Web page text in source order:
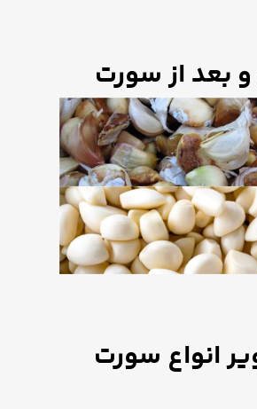
بعد از سورت
انواع سورت